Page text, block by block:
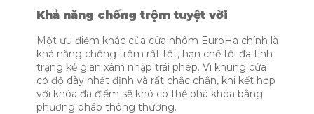
Khả năng chống trộm tuyệt vời
Một ưu điểm khác của cửa nhôm EuroHa chính là
khả năng chống trộm rất tốt, hạn chế tối đa tình
trạng kẻ gian xâm nhập trái phép. Vì khung cửa
có độ dày nhất định và rất chắc chắn, khi kết hợp
với khóa đa điểm sẽ khó có thể phá khóa bằng
phương pháp thông thường.